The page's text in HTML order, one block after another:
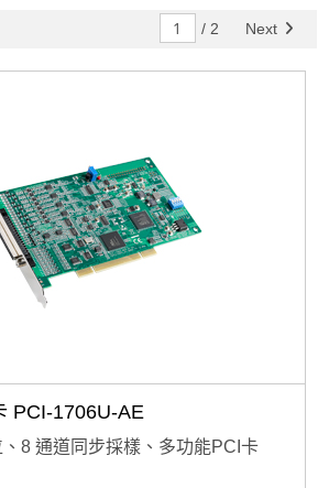
/ 2 Next
PCI-1706U-AE
8 通道同步採樣、多功能PCI卡